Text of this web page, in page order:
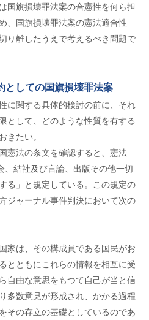
国旗損壊罪法案の合憲性を何ら担
、国旗損壊罪法案の憲法適合性
り離したうえで考えるべき問題で
としての国旗損壊罪法案
に関する具体的検討の前に、それ
として、どのような性質を有する
きたい。
憲法の条文を確認すると、憲法
結社及び言論、出版その他一切
る」と規定している。この規定の
ジャーナル事件判決において次の
家は、その構成員である国民がお
とともにこれらの情報を相互に受
自由な意思をもつて自己が当と信
多数意見が形成され、かかる過程
その存立の基礎としているのであ